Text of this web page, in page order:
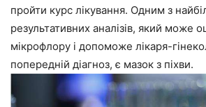
пройти курс лікування. Одним з
результативних аналізів, який може
мікрофлору і допоможе лікаря-
попередній діагноз, є мазок з піхви.